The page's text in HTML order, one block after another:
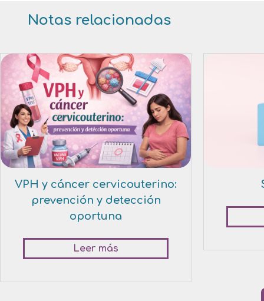
Notas relacionadas
VPH y cáncer cervicouterino:
prevención y detección
oportuna
Leer más